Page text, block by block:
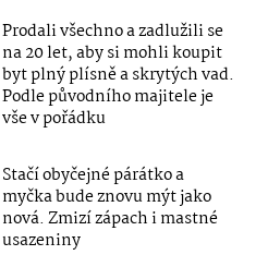
Prodali všechno a zadlužili se
na 20 let, aby si mohli koupit
byt plný plísně a skrytých vad.
Podle původního majitele je
vše v pořádku
Stačí obyčejné párátko a
myčka bude znovu mýt jako
nová. Zmizí zápach i mastné
usazeniny